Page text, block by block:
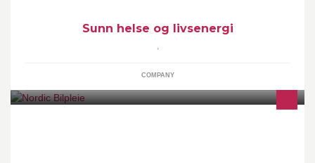
Sunn helse og livsenergi
,
COMPANY